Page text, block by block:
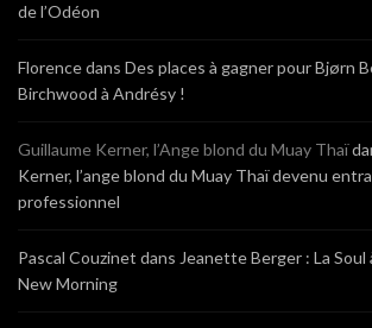
de l’Odéon
Florencedans Des places à gagner pour Bjørn
Birchwood à Andrésy !
Guillaume Kerner, l’Ange blond du Muay Thaï
Kerner, l’ange blond du Muay Thaï devenu
professionnel
Pascal Couzinet dans Jeanette Berger : La Soul
New Morning